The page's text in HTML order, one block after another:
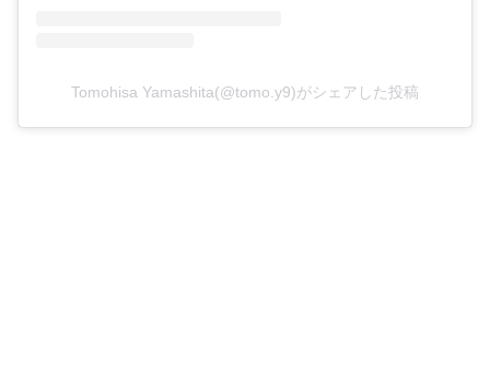
Tomohisa Yamashita(@tomo.y9)がシェアした投稿